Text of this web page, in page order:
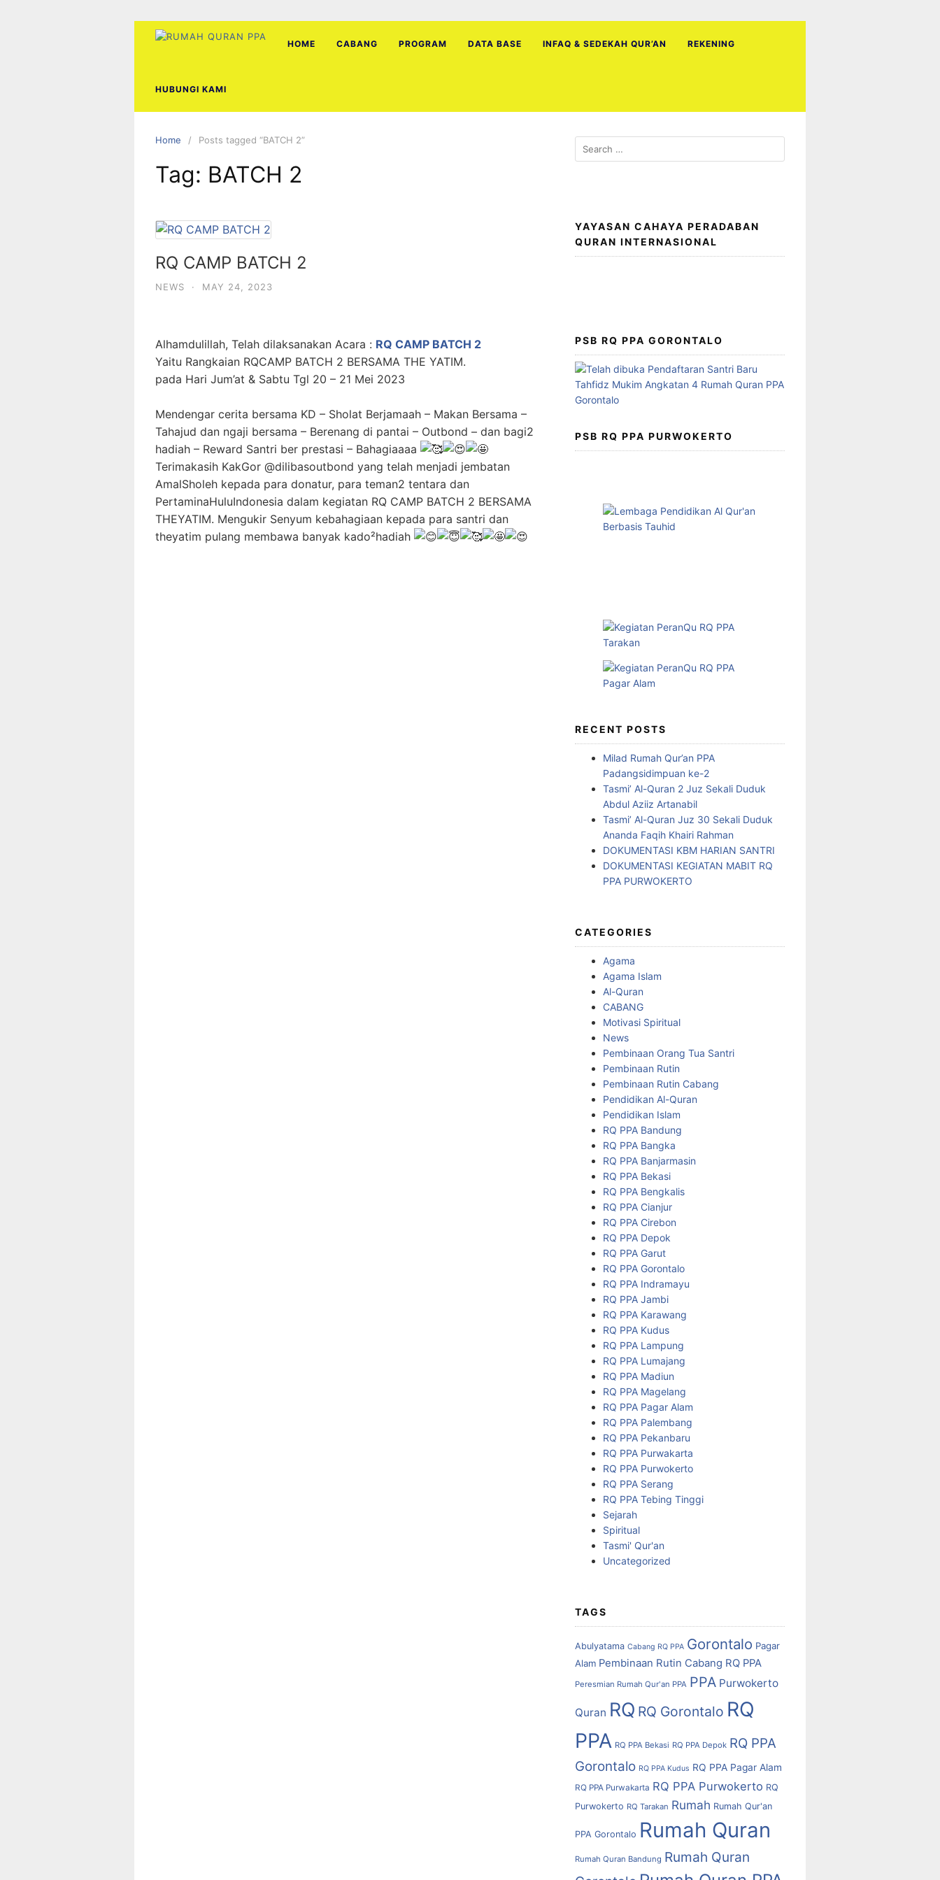
HOME CABANG PROGRAM DATA BASE INFAQ & SEDEKAH QUR’AN REKENING
HUBUNGI KAMI
Home Posts tagged “BATCH 2”
Tag: BATCH 2
RQ CAMP BATCH 2
NEWS · MAY 24, 2023
Alhamdulillah, Telah dilaksanakan Acara : RQ CAMP BATCH 2
Yaitu Rangkaian RQCAMP BATCH 2 BERSAMA THE YATIM.
pada Hari Jum’at & Sabtu Tgl 20 – 21 Mei 2023
Mendengar cerita bersama KD – Sholat Berjamaah – Makan Bersama –
Tahajud dan ngaji bersama – Berenang di pantai – Outbond – dan bagi2
hadiah – Reward Santri ber prestasi – Bahagiaaaa
Terimakasih KakGor @dilibasoutbond yang telah menjadi jembatan
AmalSholeh kepada para donatur, para teman2 tentara dan
PertaminaHuluIndonesia dalam kegiatan RQ CAMP BATCH 2 BERSAMA
THEYATIM. Mengukir Senyum kebahagiaan kepada para santri dan
theyatim pulang membawa banyak kado²hadiah
Search
for:
YAYASAN CAHAYA PERADABAN
QURAN INTERNASIONAL
PSB RQ PPA GORONTALO
PSB RQ PPA PURWOKERTO
RECENT POSTS
Milad Rumah Qur’an PPA
Padangsidimpuan ke-2
Tasmi’ Al-Quran 2 Juz Sekali Duduk
Abdul Aziiz Artanabil
Tasmi’ Al-Quran Juz 30 Sekali Duduk
Ananda Faqih Khairi Rahman
DOKUMENTASI KBM HARIAN SANTRI
DOKUMENTASI KEGIATAN MABIT RQ
PPA PURWOKERTO
CATEGORIES
Agama
Agama Islam
Al-Quran
CABANG
Motivasi Spiritual
News
Pembinaan Orang Tua Santri
Pembinaan Rutin
Pembinaan Rutin Cabang
Pendidikan Al-Quran
Pendidikan Islam
RQ PPA Bandung
RQ PPA Bangka
RQ PPA Banjarmasin
RQ PPA Bekasi
RQ PPA Bengkalis
RQ PPA Cianjur
RQ PPA Cirebon
RQ PPA Depok
RQ PPA Garut
RQ PPA Gorontalo
RQ PPA Indramayu
RQ PPA Jambi
RQ PPA Karawang
RQ PPA Kudus
RQ PPA Lampung
RQ PPA Lumajang
RQ PPA Madiun
RQ PPA Magelang
RQ PPA Pagar Alam
RQ PPA Palembang
RQ PPA Pekanbaru
RQ PPA Purwakarta
RQ PPA Purwokerto
RQ PPA Serang
RQ PPA Tebing Tinggi
Sejarah
Spiritual
Tasmi' Qur'an
Uncategorized
TAGS
Abulyatama Cabang RQ PPA Gorontalo Pagar
Alam Pembinaan Rutin Cabang RQ PPA
Peresmian Rumah Qur'an PPA PPA Purwokerto
Quran RQ RQ Gorontalo RQ
PPA RQ PPA Bekasi RQ PPA Depok RQ PPA
Gorontalo RQ PPA Kudus RQ PPA Pagar Alam
RQ PPA Purwakarta RQ PPA Purwokerto RQ
Purwokerto RQ Tarakan Rumah Rumah Qur'an
PPA Gorontalo Rumah Quran
Rumah Quran Bandung Rumah Quran